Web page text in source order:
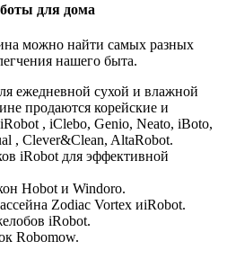
для дома
можно найти самых разных
нашего быта.
ежедневной сухой и влажной
продаются корейские и
, iClebo, Genio, Neato, iBoto,
, Clever&Clean, AltaRobot.
iRobot для эффективной
Hobot и Windoro.
Zodiac Vortex иiRobot.
iRobot.
Robomow.